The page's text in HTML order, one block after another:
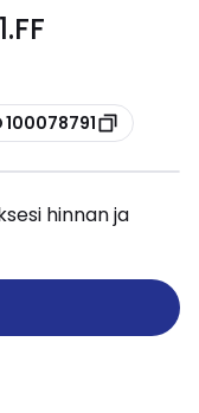
hinnan ja